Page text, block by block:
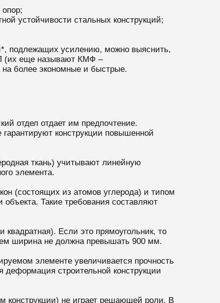
устойчивости стальных конструкций;
подлежащих усилению, можно выяснить,
(их еще называют КМФ –
более экономные и быстрые.
отдел отдает им предпочтение.
конструкции повышенной
ткань) учитывают линейную
элемента.
(состоящих из атомов углерода) и типом
объекта. Такие требования составляют
Если это прямоугольник, то
ширина не должна превышать 900 мм.
элементе увеличивается прочность
строительной конструкции
конструкции) не играет решающей роли. В